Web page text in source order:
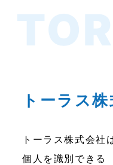
トーラス
トーラス株式会社
個人を識別できる